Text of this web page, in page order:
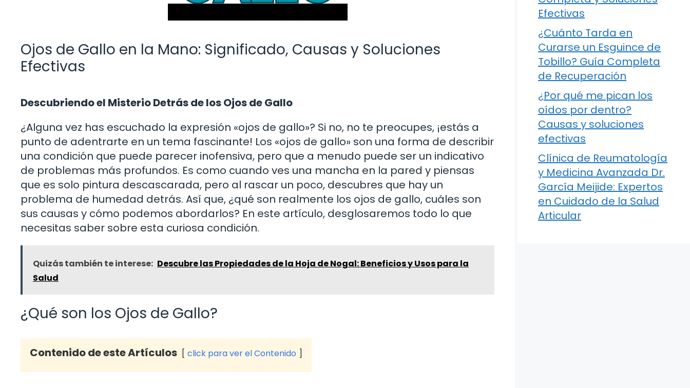
Ojos de Gallo en la Mano: Significado, Causas y Soluciones
Efectivas
Descubriendo el Misterio Detrás de los Ojos de Gallo
¿Alguna vez has escuchado la expresión «ojos de gallo»? Si no, no te preocupes, ¡estás a
punto de adentrarte en un tema fascinante! Los «ojos de gallo» son una forma de describir
una condición que puede parecer inofensiva, pero que a menudo puede ser un indicativo
de problemas más profundos. Es como cuando ves una mancha en la pared y piensas
que es solo pintura descascarada, pero al rascar un poco, descubres que hay un
problema de humedad detrás. Así que, ¿qué son realmente los ojos de gallo, cuáles son
sus causas y cómo podemos abordarlos? En este artículo, desglosaremos todo lo que
necesitas saber sobre esta curiosa condición.
Quizás también te interese: Descubre las Propiedades de la Hoja de Nogal: Beneficios y Usos para la
Salud
¿Qué son los Ojos de Gallo?
Contenido de este Artículos click para ver el Contenido
Efectivas
¿Cuánto Tarda en
Curarse un Esguince de
Tobillo? Guía Completa
de Recuperación
¿Por qué me pican los
oídos por dentro?
Causas y soluciones
efectivas
Clínica de Reumatología
y Medicina Avanzada Dr.
García Meijide: Expertos
en Cuidado de la Salud
Articular